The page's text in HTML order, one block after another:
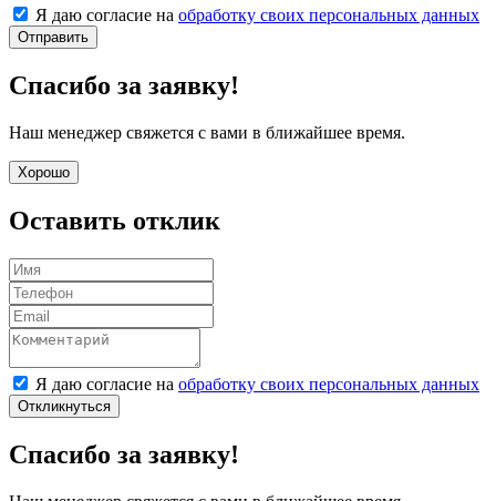
Я даю согласие на обработку своих персональных данных
Отправить
Спасибо за заявку!
Наш менеджер свяжется с вами в ближайшее время.
Хорошо
Оставить отклик
Я даю согласие на обработку своих персональных данных
Откликнуться
Спасибо за заявку!